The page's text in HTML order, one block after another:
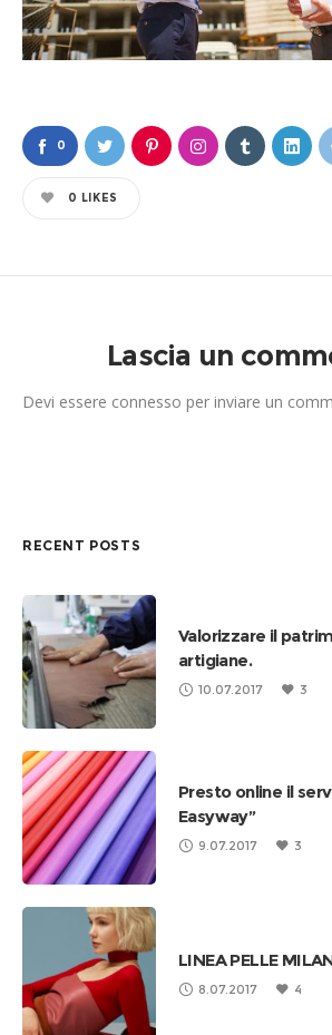
0
0 LIKES
Lascia un
Devi essere connesso per inviare un
RECENT POSTS
Valorizzare il
artigiane.
10.07.2017 3
Presto online il
Easyway”
9.07.2017 3
LINEA PELLE
8.07.2017 4